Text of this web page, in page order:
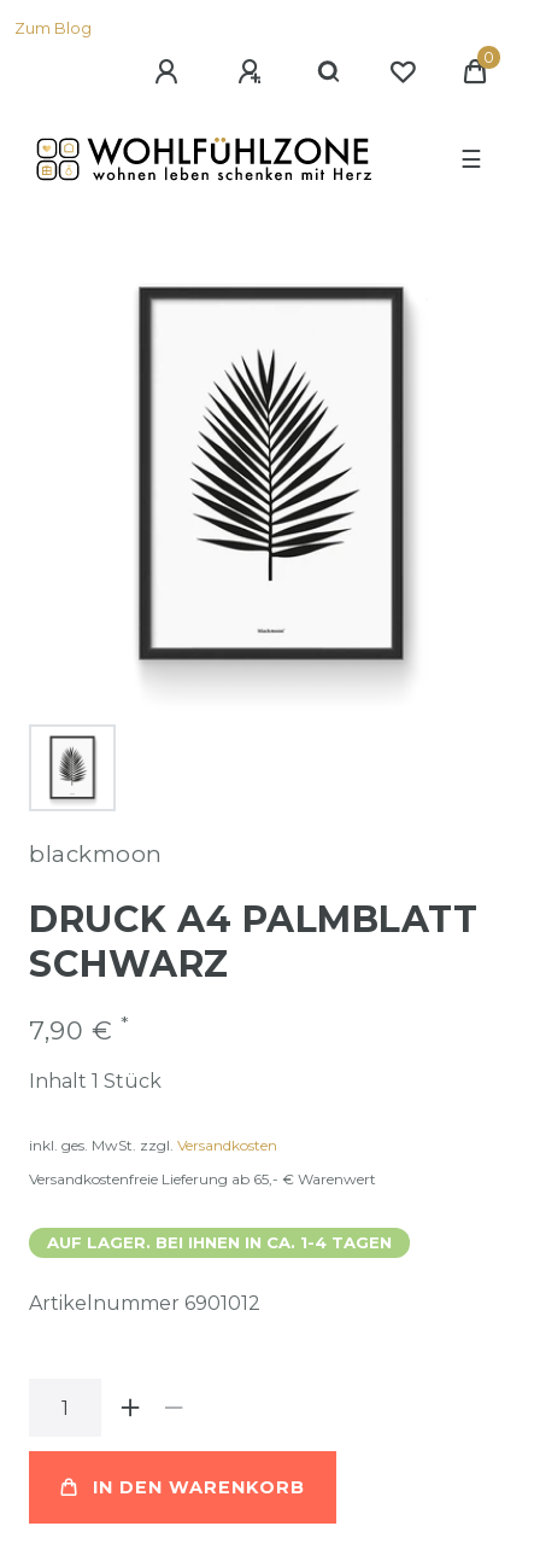
Zum Blog
0
☰
blackmoon
DRUCK A4 PALMBLATT
SCHWARZ
7,90 € *
Inhalt 1 Stück
inkl. ges. MwSt. zzgl. Versandkosten
Versandkostenfreie Lieferung ab 65,- € Warenwert
AUF LAGER. BEI IHNEN IN CA. 1-4 TAGEN
Artikelnummer 6901012
IN DEN WARENKORB